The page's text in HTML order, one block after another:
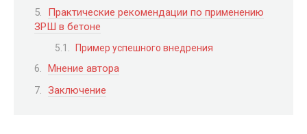
Практические рекомендации по применению
ЗРШ в бетоне
Пример успешного внедрения
Мнение автора
Заключение